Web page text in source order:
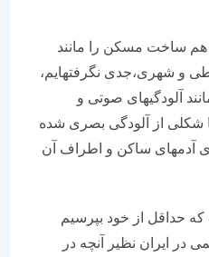
مسكن را مانند
نگرفته‏ایم،
صوتی و
از آلودگی بصری شده
ساكن و اطراف آن
از خود بپرسیم
نظیر آنچه در